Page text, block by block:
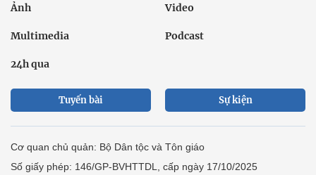
Ảnh Video
Multimedia Podcast
24h qua
Tuyến bài Sự kiện
Cơ quan chủ quản: Bộ Dân tộc và Tôn giáo
Số giấy phép: 146/GP-BVHTTDL, cấp ngày 17/10/2025